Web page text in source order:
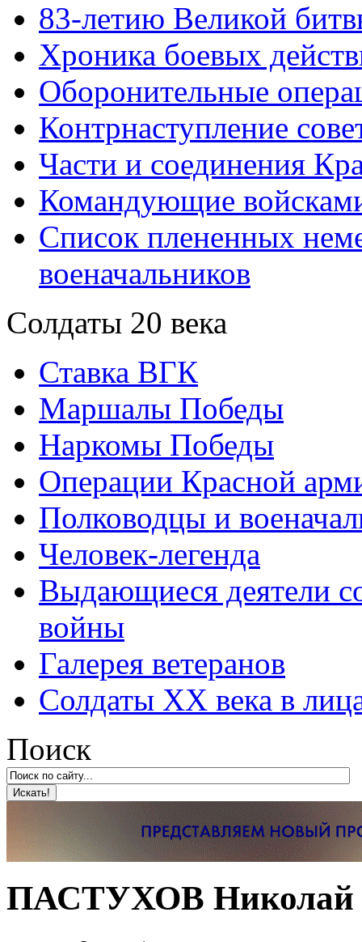
83-летию Великой
Хроника боевых
Оборонительные
Контрнаступление
Части и соединения
Командующие
Список плененных
военачальников
Солдаты 20 века
Ставка ВГК
Маршалы Победы
Наркомы Победы
Операции Красной
Полководцы и
Человек-легенда
Выдающиеся деятели
войны
Галерея ветеранов
Солдаты XX века в
Поиск
ПАСТУХОВ Николай